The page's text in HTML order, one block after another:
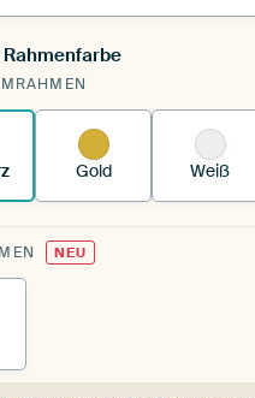
spannst einen wechselbaren
vorhandenen ArtFrame™.
es.
Rahmenfarbe
Gold Weiß
NEU